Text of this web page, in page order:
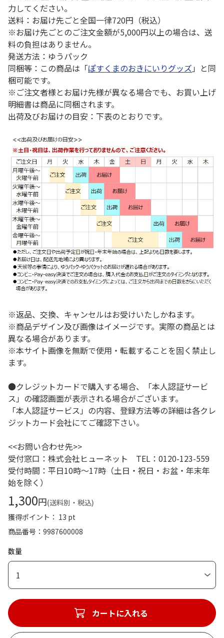
力してください。
送料：お届け先ごと全国一律720円（税込）
※お届け先ごとのご注文金額が5,000円以上の場合は、送
料の負担はありません。
発送方法：ゆうパック
同梱等：この商品は「ぽすくまのおきにいりグッズ 」と同
梱可能です。
※ご注文者様とお届け先様が異なる場合でも、お買い上げ
明細書は商品に同梱されます。
出荷及びお届けの目安：下表のとおりです。
※返品、交換、キャンセルはお受けいたしかねます。
※商品デザイン及び画像はイメージです。実際の商品とは
異なる場合があります。
※本サイト画像を無断で使用・転載することを固く禁止し
ます。
●クレジットカードで購入する場合、「本人認証サービ
ス」の確認画面が表示される場合がございます。
「本人認証サービス」の内容、登録方法等の詳細は各クレ
ジットカード会社にてご確認下さい。
<<お問い合わせ先>>
受付窓口：株式会社ヒューネット TEL：0120-123-559
受付時間：平日10時～17時（土日・祝日・お盆・年末年
始を除く）
1,300円(送料別・税込)
獲得ポイント： 13 pt
商品番号
9987600008
数量
1
カートに入れる